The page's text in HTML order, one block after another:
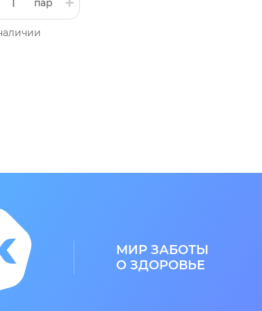
профилактика усталости ног при ходьбе
Абсолютных противопоказаний не выявлено.
пар
МИР ЗАБОТЫ
О ЗДОРОВЬЕ